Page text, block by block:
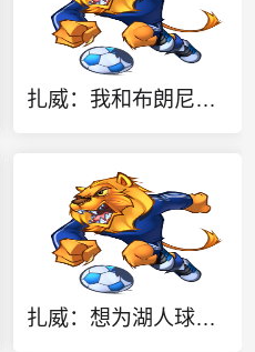
扎威：我和布朗尼在高中当队友后成为朋友 很兴奋能再次并肩作战
扎威：想为湖人球迷奉献全部 帮助球队升起第18面冠军旗帜